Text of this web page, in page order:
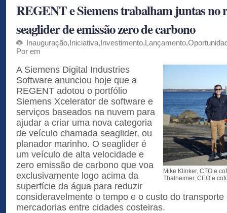
REGENT e Siemens trabalham juntas no
seaglider de emissão zero de carbono
Inauguração,Iniciativa,Investimento,Lançamento,
Por em
Mike Klinker, CTO e
Thalheimer, CEO e
A Siemens Digital Industries
Software anunciou hoje que a
REGENT adotou o portfólio
Siemens Xcelerator de software e
serviços baseados na nuvem para
ajudar a criar uma nova categoria
de veículo chamada seaglider, ou
planador marinho. O seaglider é
um veículo de alta velocidade e
zero emissão de carbono que voa
exclusivamente logo acima da
superfície da água para reduzir
consideravelmente o tempo e o custo do transporte
mercadorias entre cidades costeiras.